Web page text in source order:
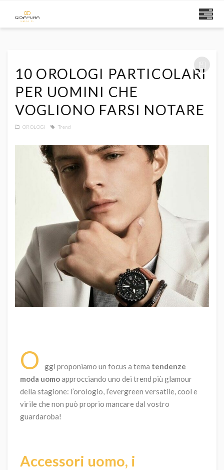
10 OROLOGI PARTICOLARI
PER UOMINI CHE
VOGLIONO FARSI NOTARE
OROLOGI Trend
O ggi proponiamo un focus a tema tendenze
moda uomoapprocciando uno dei trend più glamour
della stagione: l’orologio, l’evergreen versatile, cool e
virile che non può proprio mancare dal vostro
guardaroba!
Accessori uomo, i